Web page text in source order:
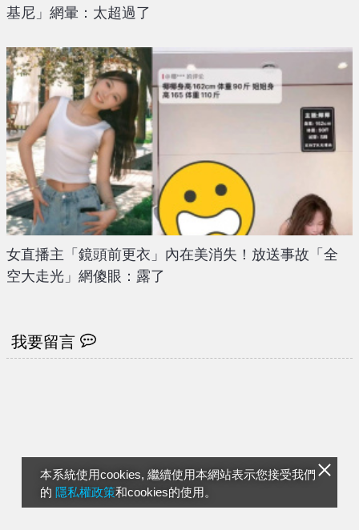
本系統使用cookies, 繼續使用本網站表示您接受我們
的 隱私權政策和cookies的使用。
基尼」網暈：太超過了
女直播主「鏡頭前更衣」內在美消失！放送事故「全
空大走光」網傻眼：露了
我要留言